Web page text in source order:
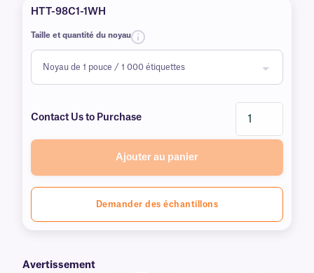
HTT-98C1-1WH
Taille et quantité du noyau
Contact Us to Purchase
Ajouter au panier
Demander des échantillons
Avertissement